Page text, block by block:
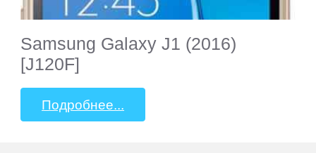
Samsung Galaxy J1 (2016)
[J120F]
Подробнее...